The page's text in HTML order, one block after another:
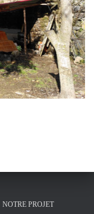
NOTRE PROJET